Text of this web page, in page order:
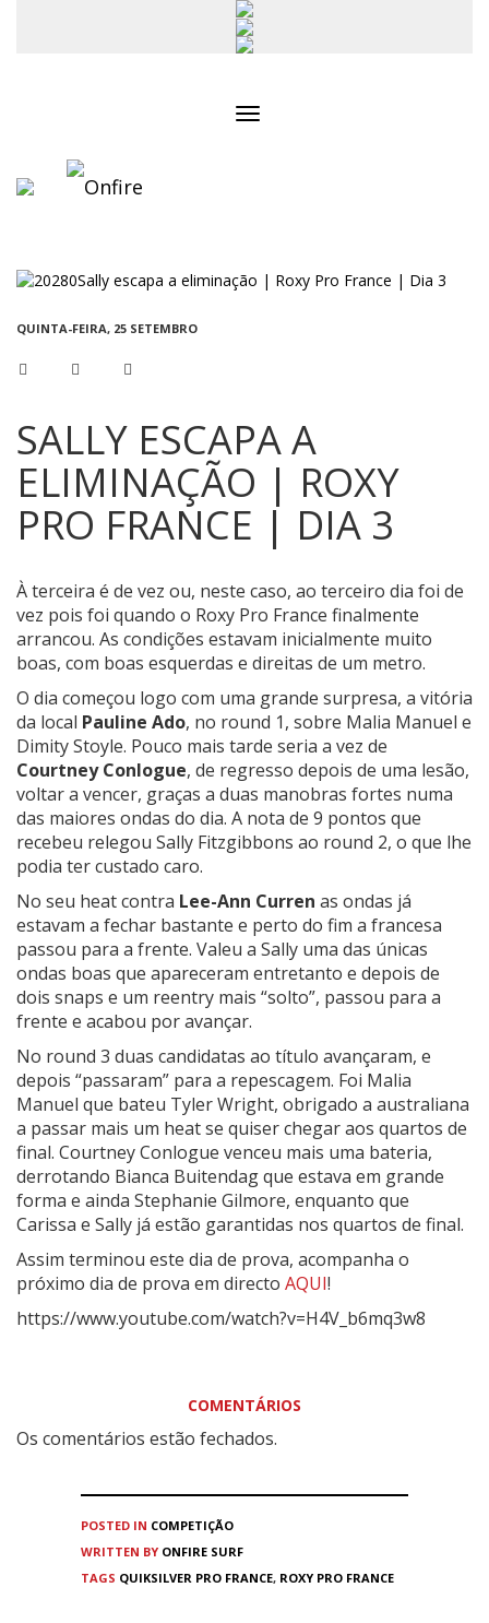
QUINTA-FEIRA, 25 SETEMBRO
SALLY ESCAPA A
ELIMINAÇÃO | ROXY
PRO FRANCE | DIA 3
À terceira é de vez ou, neste caso, ao terceiro dia foi de
vez pois foi quando o Roxy Pro France finalmente
arrancou. As condições estavam inicialmente muito
boas, com boas esquerdas e direitas de um metro.
O dia começou logo com uma grande surpresa, a vitória
da local Pauline Ado, no round 1, sobre Malia Manuel e
DimityStoyle. Pouco mais tarde seria a vez de
Courtney Conlogue, de regresso depois de uma lesão,
voltar a vencer, graças a duas manobras fortes numa
das maiores ondas do dia. A nota de 9 pontos que
recebeu relegou Sally Fitzgibbons ao round 2, o que lhe
podia ter custado caro.
No seu heat contra Lee-Ann Curren as ondas já
estavam a fechar bastante e perto do fim a francesa
passou para a frente. Valeu a Sally uma das únicas
ondas boas que apareceram entretanto e depois de
dois snaps e um reentry mais “solto”, passou para a
frente e acabou por avançar.
No round 3 duas candidatas ao título avançaram, e
depois “passaram” para a repescagem. Foi Malia
Manuel que bateu Tyler Wright, obrigado a australiana
a passar mais um heat se quiser chegar aos quartos de
final. Courtney Conlogue venceu mais uma bateria,
derrotando Bianca Buitendag que estava em grande
forma e ainda Stephanie Gilmore, enquanto que
Carissa e Sally já estão garantidas nos quartos de final.
Assim terminou este dia de prova, acompanha o
próximo dia de prova em directo AQUI!
https://www.youtube.com/watch?v=H4V_b6mq3w8
COMENTÁRIOS
Os comentários estão fechados.
POSTED IN COMPETIÇÃO
WRITTEN BY ONFIRE SURF
TAGS QUIKSILVER PRO FRANCE, ROXY PRO FRANCE